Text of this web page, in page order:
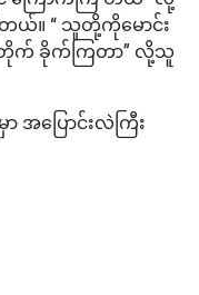
ယ်။ “ သူတို့ကိုမောင်း
က် ခိုက်ကြတာ” လို့သူ
အပြောင်းလဲကြီး